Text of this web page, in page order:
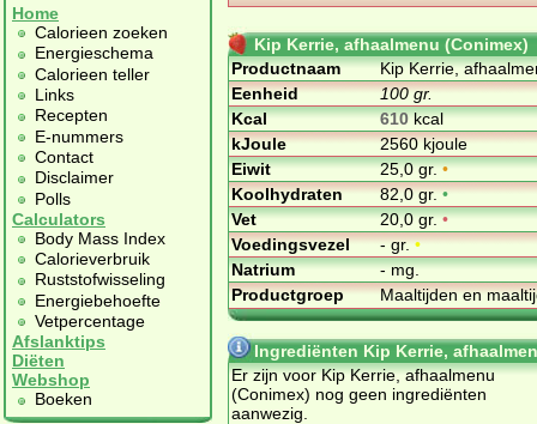
Home
Calorieen zoeken
Energieschema
Calorieen teller
Links
Recepten
E-nummers
Contact
Disclaimer
Polls
Calculators
Body Mass Index
Calorieverbruik
Ruststofwisseling
Energiebehoefte
Vetpercentage
Afslanktips
Diëten
Webshop
Boeken
Kip Kerrie, afhaalmenu (Conimex)
Productnaam
Kip Kerrie,
Eenheid
100 gr.
Kcal
610kcal
kJoule
2560 kjoule
Eiwit
25,0 gr.•
Koolhydraten
82,0 gr.•
Vet
20,0 gr.•
Voedingsvezel
- gr.•
Natrium
- mg.
Productgroep
Maaltijden en
Ingrediënten Kip Kerrie,
Er zijn voor Kip Kerrie, afhaalmenu
(Conimex) nog geen ingrediënten
aanwezig.